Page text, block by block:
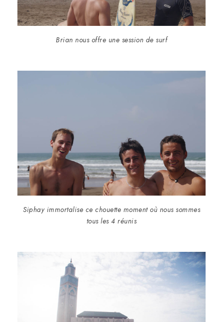
Brian nous offre une session de surf
Siphay immortalise ce chouette moment où nous sommes
tous les 4 réunis